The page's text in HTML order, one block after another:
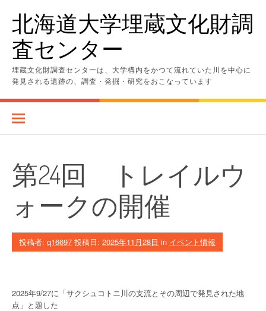
ッ
北海道大学埋蔵文化財調
査センター
埋蔵文化財調査センターは、大学構内をかつて流れていた川を中心に
発見される遺跡の、調査・発掘・研究をおこなっています
第24回 トレイルウ
ォークの開催
投稿者: q16697 投稿日: 2025年11月28日 in イベント情報
2025年9/27に「サクシュコトニ川の支流とその周辺で発見された地
点」と題した